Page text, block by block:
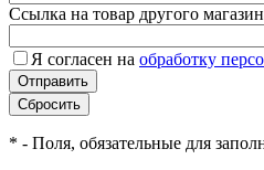
Ссылка на товар другого
Я согласен на обработку
* - Поля, обязательные для